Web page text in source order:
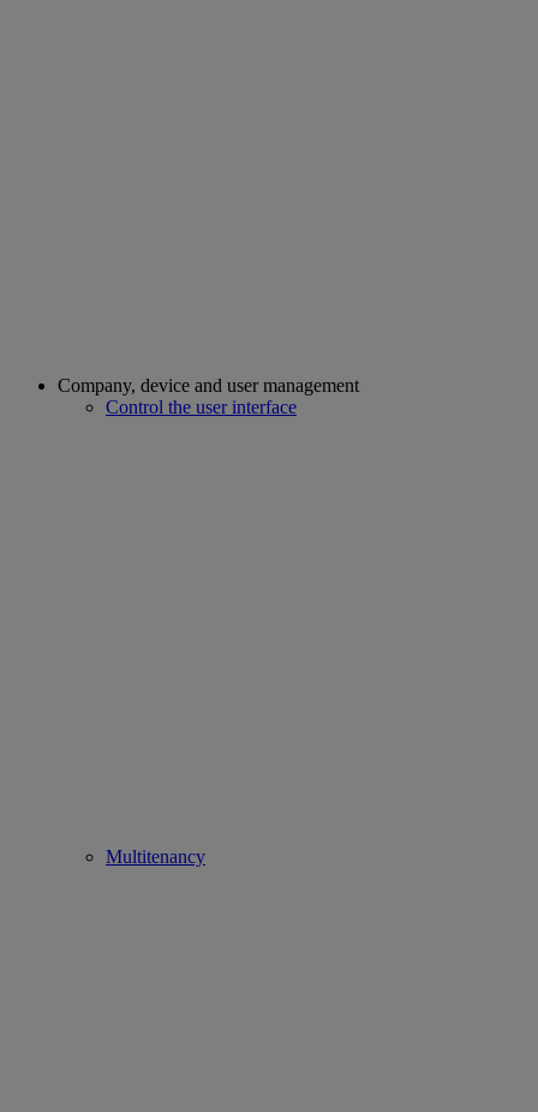
Company, device and user management
Control the user interface
Multitenancy